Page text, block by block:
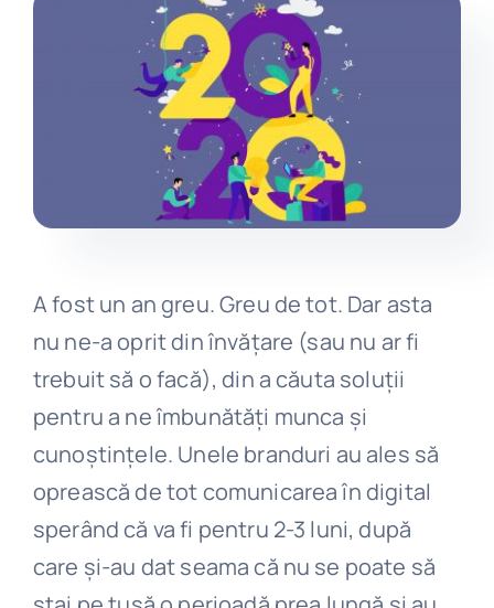
A fost un an greu. Greu de tot. Dar asta
nu ne-a oprit din învățare (sau nu ar fi
trebuit să o facă), din a căuta soluții
pentru a ne îmbunătăți munca și
cunoștințele. Unele branduri au ales să
oprească de tot comunicarea în digital
sperând că va fi pentru 2-3 luni, după
care și-au dat seama că nu se poate să